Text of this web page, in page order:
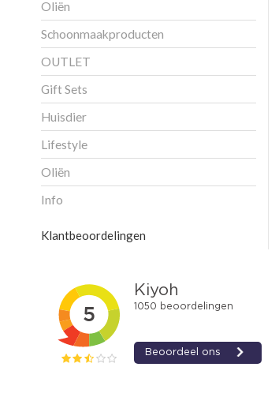
Oliën
Schoonmaakproducten
OUTLET
Gift Sets
Huisdier
Lifestyle
Oliën
Info
Klantbeoordelingen